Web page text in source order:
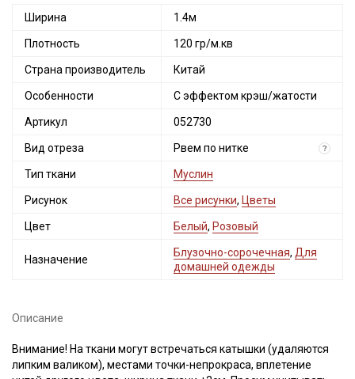
Ширина 1.4м
Плотность 120 гр/м.кв
Страна производитель Китай
Особенности С эффектом крэш/жатости
Артикул 052730
Вид отреза Рвем по нитке ?
Тип ткани Муслин
Рисунок Все рисунки, Цветы
Цвет Белый, Розовый
Назначение
Блузочно-сорочечная, Для
домашней одежды
Описание
Внимание! На ткани могут встречаться катышки (удаляются
липким валиком), местами точки-непрокраса, вплетение